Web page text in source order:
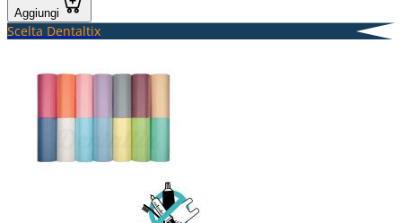
Aggiungi
Scelta Dentaltix